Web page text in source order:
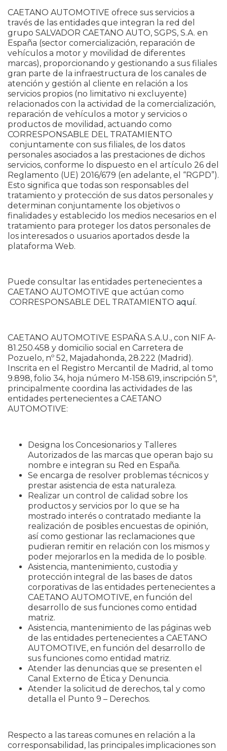
CAETANO AUTOMOTIVE ofrece sus servicios a
través de las entidades que integran la red del
grupo SALVADOR CAETANO AUTO, SGPS, S.A. en
España (sector comercialización, reparación de
vehículos a motor y movilidad de diferentes
marcas), proporcionando y gestionando a sus filiales
gran parte de la infraestructura de los canales de
atención y gestión al cliente en relación a los
servicios propios (no limitativo ni excluyente)
relacionados con la actividad de la comercialización,
reparación de vehículos a motor y servicios o
productos de movilidad, actuando como
CORRESPONSABLE DEL TRATAMIENTO
conjuntamente con sus filiales, de los datos
personales asociados a las prestaciones de dichos
servicios, conforme lo dispuesto en el artículo 26 del
Reglamento (UE) 2016/679 (en adelante, el “RGPD”).
Esto significa que todas son responsables del
tratamiento y protección de sus datos personales y
determinan conjuntamente los objetivos o
finalidades y establecido los medios necesarios en el
tratamiento para proteger los datos personales de
los interesados o usuarios aportados desde la
plataforma Web.
Puede consultar las entidades pertenecientes a
CAETANO AUTOMOTIVE que actúan como
CORRESPONSABLE DEL TRATAMIENTO aquí.
CAETANO AUTOMOTIVE ESPAÑA S.A.U., con NIF A-
81.250.458 y domicilio social en Carretera de
Pozuelo, nº 52, Majadahonda, 28.222 (Madrid).
Inscrita en el Registro Mercantil de Madrid, al tomo
9.898, folio 34, hoja número M-158.619, inscripción 5ª,
principalmente coordina las actividades de las
entidades pertenecientes a CAETANO
AUTOMOTIVE:
Designa los Concesionarios y Talleres
Autorizados de las marcas que operan bajo su
nombre e integran su Red en España.
Se encarga de resolver problemas técnicos y
prestar asistencia de esta naturaleza.
Realizar un control de calidad sobre los
productos y servicios por lo que se ha
mostrado interés o contratado mediante la
realización de posibles encuestas de opinión,
así como gestionar las reclamaciones que
pudieran remitir en relación con los mismos y
poder mejorarlos en la medida de lo posible.
Asistencia, mantenimiento, custodia y
protección integral de las bases de datos
corporativas de las entidades pertenecientes a
CAETANO AUTOMOTIVE, en función del
desarrollo de sus funciones como entidad
matriz.
Asistencia, mantenimiento de las páginas web
de las entidades pertenecientes a CAETANO
AUTOMOTIVE, en función del desarrollo de
sus funciones como entidad matriz.
Atender las denuncias que se presenten el
Canal Externo de Ética y Denuncia.
Atender la solicitud de derechos, tal y como
detalla el Punto 9 – Derechos.
Respecto a las tareas comunes en relación a la
corresponsabilidad, las principales implicaciones son